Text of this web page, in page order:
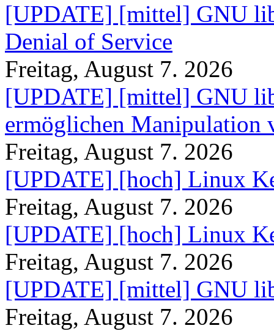
[UPDATE] [mittel] GNU
Denial of Service
Freitag, August 7. 2026
[UPDATE] [mittel] GNU
ermöglichen Manipulation
Freitag, August 7. 2026
[UPDATE] [hoch] Linux
Freitag, August 7. 2026
[UPDATE] [hoch] Linux
Freitag, August 7. 2026
[UPDATE] [mittel] GNU
Freitag, August 7. 2026